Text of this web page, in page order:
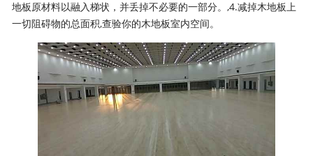
地板原材料以融入梯状，并丢掉不必要的一部分。,4.减掉木地板上
一切阻碍物的总面积,查验你的木地板室内空间。